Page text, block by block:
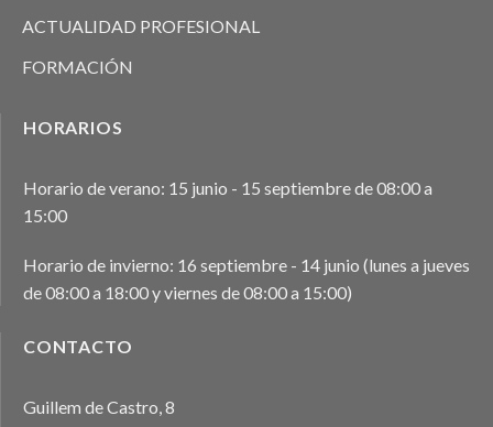
ACTUALIDAD PROFESIONAL
FORMACIÓN
HORARIOS
Horario de verano: 15 junio - 15 septiembre de 08:00 a
15:00
Horario de invierno: 16 septiembre - 14 junio (lunes a jueves
de 08:00 a 18:00 y viernes de 08:00 a 15:00)
CONTACTO
Guillem de Castro, 8